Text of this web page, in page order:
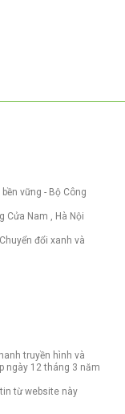
vững - Bộ Công
Cửa Nam , Hà Nội
đổi xanh và
truyền hình và
ngày 12 tháng 3 năm
từ website này